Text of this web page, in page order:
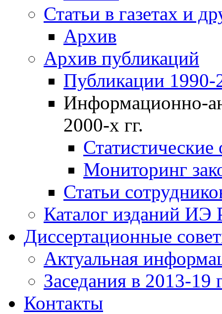
Статьи в газетах и
Архив
Архив публикаций
Публикации 1990-
Информационно-
2000-х гг.
Мониторинг
Статьи
Каталог изданий ИЭ
Диссертационные
Актуальная
Заседания в 2013-19
Контакты